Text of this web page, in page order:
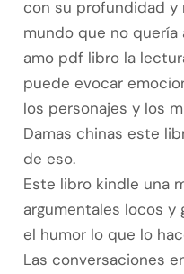
con su profundidad y
mundo que no quería
amo pdf libro la
puede evocar
los personajes y los
Damas chinas este
de eso.
Este libro kindle una
argumentales locos y
el humor lo que lo
Las conversaciones